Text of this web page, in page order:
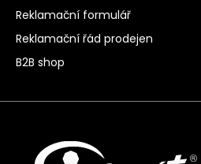
Reklamační formulář
Reklamační řád prodejen
B2B shop